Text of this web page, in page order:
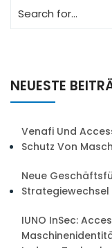
NEUESTE
Venafi Und
Schutz Von
Neue
Strategiewechsel
IUNO InSec: